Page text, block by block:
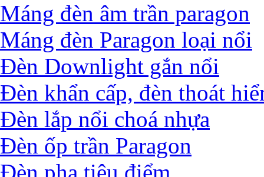
Máng đèn âm trần paragon
Máng đèn Paragon loại nổi
Đèn Downlight gắn nổi
Đèn khẩn cấp, đèn thoát
Đèn lắp nổi choá nhựa
Đèn ốp trần Paragon